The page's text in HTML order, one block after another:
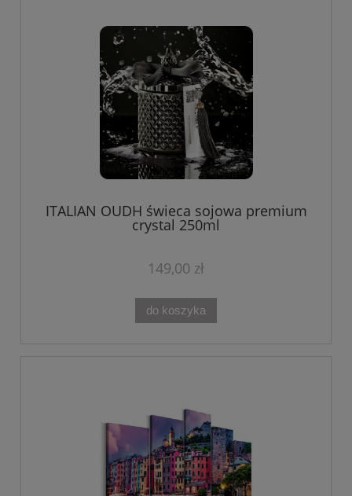
ITALIAN OUDH świeca sojowa premium
crystal 250ml
149,00 zł
do koszyka